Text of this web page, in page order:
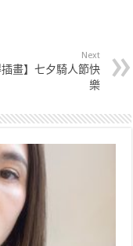
Next
插畫】七夕騎人節快
樂